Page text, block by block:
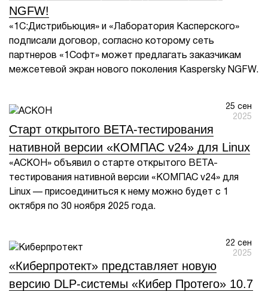
NGFW!
«1С:Дистрибьюция» и «Лаборатория Касперского»
подписали договор, согласно которому сеть
партнеров «1Cофт» может предлагать заказчикам
межсетевой экран нового поколения Kaspersky NGFW.
25 сен
2025
Старт открытого BETA-тестирования
нативной версии «КОМПАС v24» для Linux
«АСКОН» объявил о старте открытого BETA-
тестирования нативной версии «КОМПАС v24» для
Linux — присоединиться к нему можно будет с 1
октября по 30 ноября 2025 года.
22 сен
2025
«Киберпротект» представляет новую
версию DLP-системы «Кибер Протего» 10.7